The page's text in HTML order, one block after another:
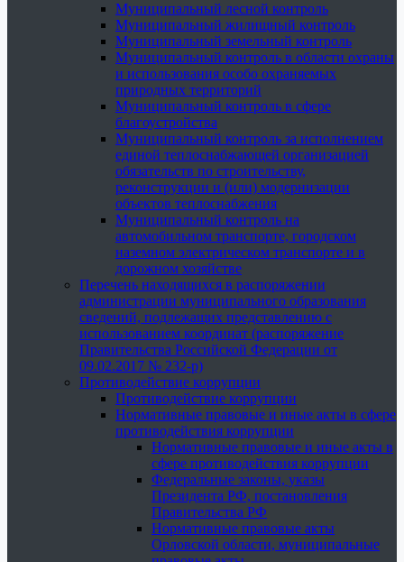
Муниципальный лесной контроль
Муниципальный жилищный контроль
Муниципальный земельный контроль
Муниципальный контроль в области охраны
и использования особо охраняемых
природных территорий
Муниципальный контроль в сфере
благоустройства
Муниципальный контроль за исполнением
единой теплоснабжающей организацией
обязательств по строительству,
реконструкции и (или) модернизации
объектов теплоснабжения
Муниципальный контроль на
автомобильном транспорте, городском
наземном электрическом транспорте и в
дорожном хозяйстве
Перечень находящихся в распоряжении
администрации муниципального образования
сведений, подлежащих представлению с
использованием координат (распоряжение
Правительства Российской Федерации от
09.02.2017 № 232-р)
Противодействие коррупции
Противодействие коррупции
Нормативные правовые и иные акты в сфере
противодействия коррупции
Нормативные правовые и иные акты в
сфере противодействия коррупции
Федеральные законы, указы
Президента РФ, постановления
Правительства РФ
Нормативные правовые акты
Орловской области, муниципальные